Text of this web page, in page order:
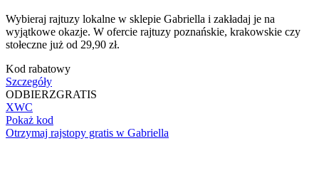
Wybieraj rajtuzy lokalne w sklepie Gabriella i zakładaj je na
wyjątkowe okazje. W ofercie rajtuzy poznańskie, krakowskie czy
stołeczne już od 29,90 zł.
Kod rabatowy
Szczegóły
ODBIERZGRATIS
XWC
Pokaż kod
Otrzymaj rajstopy gratis w Gabriella